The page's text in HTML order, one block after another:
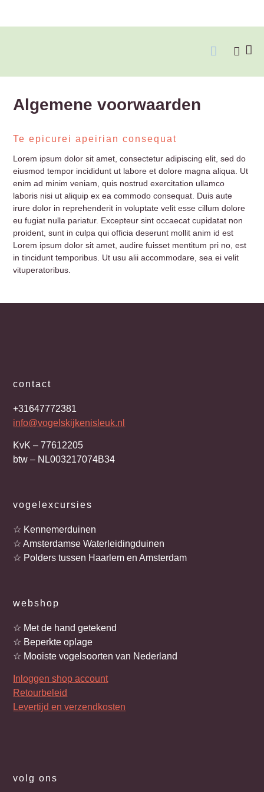
Algemene voorwaarden
Te epicurei apeirian consequat
Lorem ipsum dolor sit amet, consectetur adipiscing elit, sed do
eiusmod tempor incididunt ut labore et dolore magna aliqua. Ut
enim ad minim veniam, quis nostrud exercitation ullamco
laboris nisi ut aliquip ex ea commodo consequat. Duis aute
irure dolor in reprehenderit in voluptate velit esse cillum dolore
eu fugiat nulla pariatur. Excepteur sint occaecat cupidatat non
proident, sunt in culpa qui officia deserunt mollit anim id est
Lorem ipsum dolor sit amet, audire fuisset mentitum pri no, est
in tincidunt temporibus. Ut usu alii accommodare, sea ei velit
vituperatoribus.
contact
+31647772381
info@vogelskijkenisleuk.nl
KvK – 77612205
btw – NL003217074B34
vogelexcursies
☆ Kennemerduinen
☆ Amsterdamse Waterleidingduinen
☆ Polders tussen Haarlem en Amsterdam
webshop
☆ Met de hand getekend
☆ Beperkte oplage
☆ Mooiste vogelsoorten van Nederland
Inloggen shop account
Retourbeleid
Levertijd en verzendkosten
volg ons